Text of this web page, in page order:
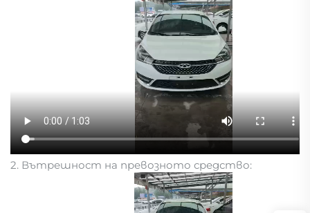
2. Вътрешност на превозното средство: